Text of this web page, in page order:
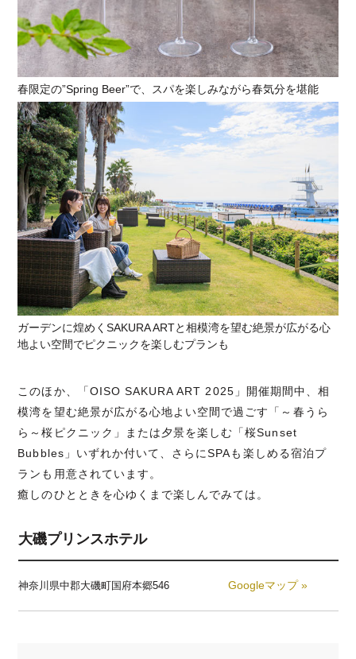
春限定の”Spring Beer”で、スパを楽しみながら春気分を堪能
ガーデンに煌めくSAKURA ARTと相模湾を望む絶景が広がる心
地よい空間でピクニックを楽しむプランも
このほか、「OISO SAKURA ART 2025」開催期間中、相
模湾を望む絶景が広がる心地よい空間で過ごす「～春うら
ら～桜ピクニック」または夕景を楽しむ「桜Sunset
Bubbles」いずれか付いて、さらにSPAも楽しめる宿泊プ
ランも用意されています。
癒しのひとときを心ゆくまで楽しんでみては。
大磯プリンスホテル
神奈川県中郡大磯町国府本郷546 Googleマップ »